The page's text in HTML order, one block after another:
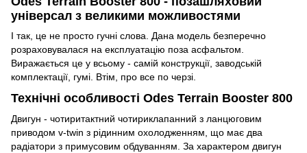
універсал з великими можливостями
І так, це не просто гучні слова. Дана модель безперечно
розраховувалася на експлуатацію поза асфальтом.
Виражається це у всьому - самій конструкції, заводській
комплектації, гумі. Втім, про все по черзі.
Технічні особливості Odes Terrain Booster 800
Двигун - чотиритактний чотириклапанний з ланцюговим
приводом v-twin з рідинним охолодженням, що має два
радіатори з примусовим обдуванням. За характером двигун